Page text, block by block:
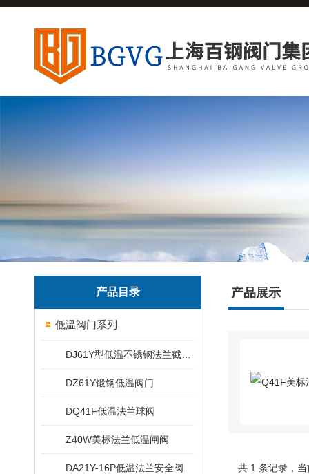
产品目录
低温阀门系列
DZ61Y锻钢低温阀门
DQ41F低温法兰球阀
Z40W美标法兰低温闸阀
DA21Y-16P低温法兰安全阀
产品展示
共 1 条记录，